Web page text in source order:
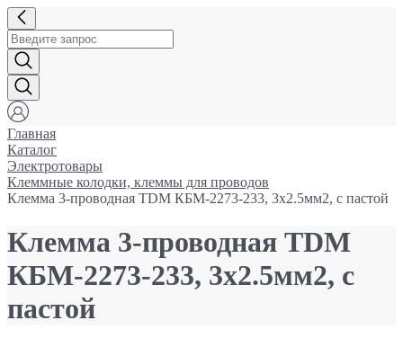
Главная
Каталог
Электротовары
Клеммные колодки, клеммы для проводов
Клемма 3-проводная TDM КБМ-2273-233, 3x2.5мм2, с пастой
Клемма 3-проводная TDM
КБМ-2273-233, 3x2.5мм2, с
пастой